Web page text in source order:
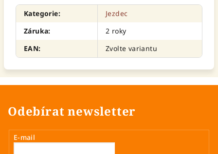
Kategorie:
Jezdec
Záruka:
2 roky
EAN: Zvolte variantu
Odebírat newsletter
E-mail